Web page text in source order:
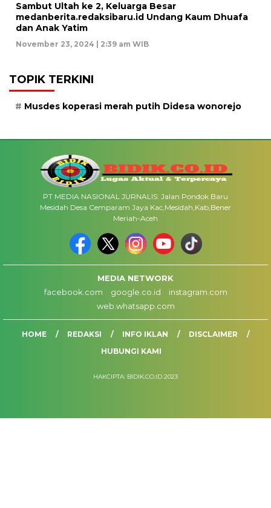
Sambut Ultah ke 2, Keluarga Besar
medanberita.redaksibaru.id Undang Kaum Dhuafa
dan Anak Yatim
November 23, 2024 | 2:39 am WIB
TOPIK TERKINI
Musdes koperasi merah putih Didesa wonorejo
PT MEDIA NASIONAL JURNALIS: Jalan Pondok Baru
Mesidah Desa Cemparam Jaya Kac,Mesidah,Kab,Bener
Meriah-Aceh
MEDIA NETWORK
facebook.com
google.co.id
instagram.com
web.whatsapp.com
HOME REDAKSI INFO IKLAN
DISCLAIMER
HUBUNGI KAMI
HAKCIPTA: BIDIK.CO.ID 2023